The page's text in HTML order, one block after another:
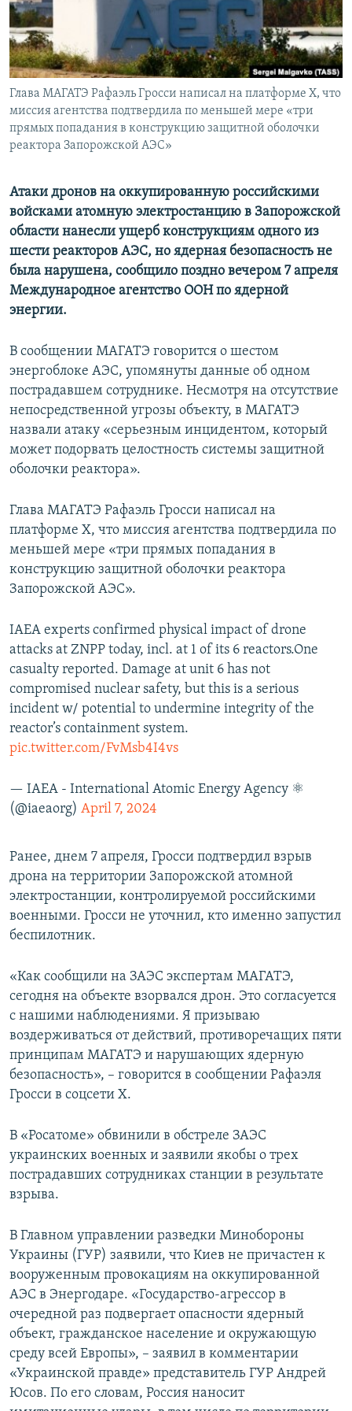
ПОБЕДИТЕЛЕЙ НЕ СУДЯТ?
КРЫМ.НЕПОКОРЕННЫЙ
ELIFBE
УКРАИНСКАЯ ПРОБЛЕМА КРЫМА
ПРИСОЕДИНЯЙТЕСЬ!
Все сайты RFE/RL
Глава МАГАТЭ Рафаэль Гросси написал на платформе X, что
миссия агентства подтвердила по меньшей мере «три
прямых попадания в конструкцию защитной оболочки
реактора Запорожской АЭС»
Атаки дронов на оккупированную российскими
войсками атомную электростанцию в Запорожской
области нанесли ущерб конструкциям одного из
шести реакторов АЭС, но ядерная безопасность не
была нарушена, сообщило поздно вечером 7 апреля
Международное агентство ООН по ядерной
энергии.
В сообщении МАГАТЭ говорится о шестом
энергоблоке АЭС, упомянуты данные об одном
пострадавшем сотруднике. Несмотря на отсутствие
непосредственной угрозы объекту, в МАГАТЭ
назвали атаку «серьезным инцидентом, который
может подорвать целостность системы защитной
оболочки реактора».
Глава МАГАТЭ Рафаэль Гросси написал на
платформе X, что миссия агентства подтвердила по
меньшей мере «три прямых попадания в
конструкцию защитной оболочки реактора
Запорожской АЭС».
IAEA experts confirmed physical impact of drone
attacks at ZNPP today, incl. at 1 of its 6 reactors.One
casualty reported. Damage at unit 6 has not
compromised nuclear safety, but this is a serious
incident w/ potential to undermine integrity of the
reactor’s containment system.
pic.twitter.com/FvMsb4I4vs
— IAEA - International Atomic Energy Agency ⚛️
(@iaeaorg) April 7, 2024
Ранее, днем 7 апреля, Гросси подтвердил взрыв
дрона на территории Запорожской атомной
электростанции, контролируемой российскими
военными. Гросси не уточнил, кто именно запустил
беспилотник.
«Как сообщили на ЗАЭС экспертам МАГАТЭ,
сегодня на объекте взорвался дрон. Это согласуется
с нашими наблюдениями. Я призываю
воздерживаться от действий, противоречащих пяти
принципам МАГАТЭ и нарушающих ядерную
безопасность», – говорится в сообщении Рафаэля
Гросси в соцсети Х.
В «Росатоме» обвинили в обстреле ЗАЭС
украинских военных и заявили якобы о трех
пострадавших сотрудниках станции в результате
взрыва.
В Главном управлении разведки Минобороны
Украины (ГУР) заявили, что Киев не причастен к
вооруженным провокациям на оккупированной
АЭС в Энергодаре. «Государство-агрессор в
очередной раз подвергает опасности ядерный
объект, гражданское население и окружающую
среду всей Европы», – заявил в комментарии
«Украинской правде» представитель ГУР Андрей
Юсов. По его словам, Россия наносит